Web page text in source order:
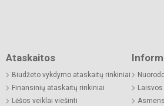
Ataskaitos
Biudžeto vykdymo ataskaitų rinkiniai
Finansinių ataskaitų rinkiniai
Lėšos veiklai viešinti